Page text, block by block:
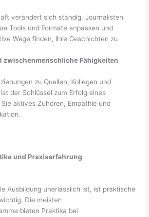
verändert sich ständig. Journalisten
Tools und Formate anpassen und
Wege finden, ihre Geschichten zu
zwischenmenschliche Fähigkeiten
zu Quellen, Kollegen und
der Schlüssel zum Erfolg eines
aktives Zuhören, Empathie und
und Praxiserfahrung
Ausbildung unerlässlich ist, ist praktische
Die meisten
bieten Praktika bei